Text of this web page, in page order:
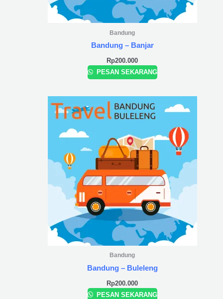
Bandung
Bandung – Banjar
Rp200.000
PESAN SEKARANG
Bandung
Bandung – Buleleng
Rp200.000
PESAN SEKARANG